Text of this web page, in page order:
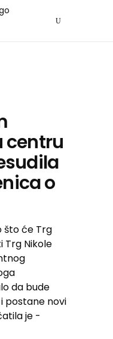
centru
o
što će Trg
Trg Nikole
da bude
postane novi
je -